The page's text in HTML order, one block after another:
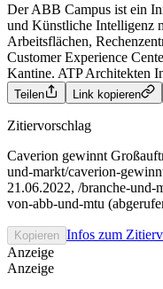
Der ABB Campus ist ein
und Künstliche Intelligenz
Arbeitsflächen,
Customer Experience
Kantine. ATP Architekten
Teilen Link kopieren
Zitiervorschlag
Caverion gewinnt
und-markt/caverion-
21.06.2022, /branche-und-
von-abb-und-mtu
Kopieren Infos zum
Anzeige
Anzeige